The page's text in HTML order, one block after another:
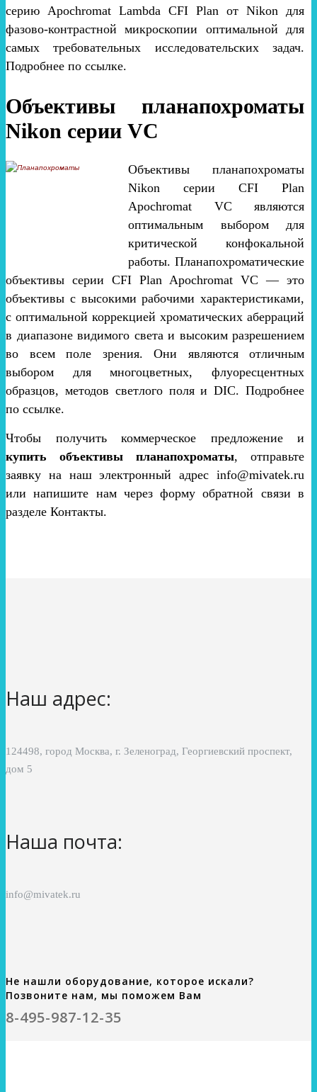
серию Apochromat Lambda CFI Plan от Nikon для
фазово-контрастной микроскопии оптимальной для
самых требовательных исследовательских задач.
Подробнее по ссылке.
Объективы планапохроматы
Nikon серии VC
Объективы планапохроматы
Nikon серии CFI Plan
Apochromat VC являются
оптимальным выбором для
критической конфокальной
работы. Планапохроматические
объективы серии CFI Plan Apochromat VC — это
объективы с высокими рабочими характеристиками,
с оптимальной коррекцией хроматических аберраций
в диапазоне видимого света и высоким разрешением
во всем поле зрения. Они являются отличным
выбором для многоцветных, флуоресцентных
образцов, методов светлого поля и DIC. Подробнее
по ссылке.
Чтобы получить коммерческое предложение и
купить объективы планапохроматы, отправьте
заявку на наш электронный адрес info@mivatek.ru
или напишите нам через форму обратной связи в
разделе Контакты.
Наш адрес:
124498, город Москва, г. Зеленоград, Георгиевский проспект,
дом 5
Наша почта:
info@mivatek.ru
Не нашли оборудование, которое искали?
Позвоните нам, мы поможем Вам
8-495-987-12-35